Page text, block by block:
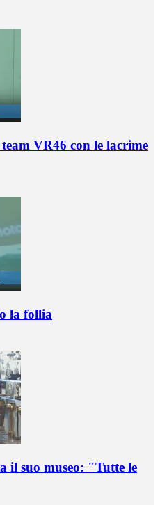
VR46 con le lacrime
la follia
il suo museo: "Tutte le